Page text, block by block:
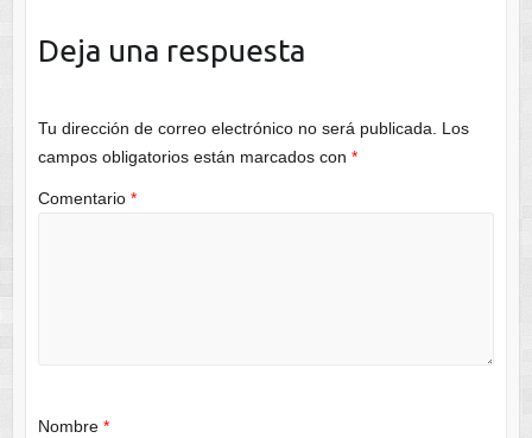
Deja una respuesta
Tu dirección de correo electrónico no será publicada.
Los
campos obligatorios están marcados con *
Comentario *
Nombre *